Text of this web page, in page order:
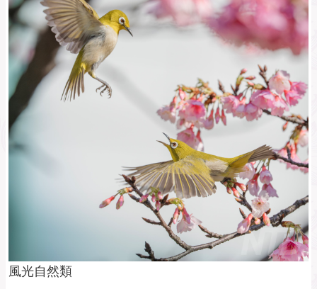
風光自然類